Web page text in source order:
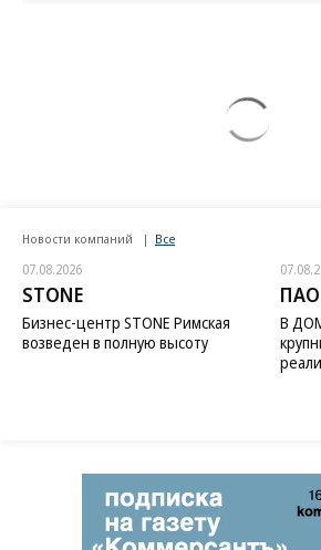
Новости компаний Все
07.08.2026
STONE
Бизнес-центр STONE Римская
возведен в полную высоту
В